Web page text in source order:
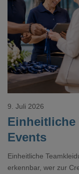
Einheitliche
Events
9. Juli 2026
Einheitliche
erkennbar, wer zur